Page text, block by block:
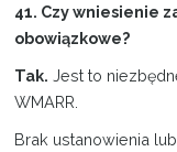
41. Czy wniesienie
obowiązkowe?
Tak. Jest to
WMARR.
Brak ustanowienia